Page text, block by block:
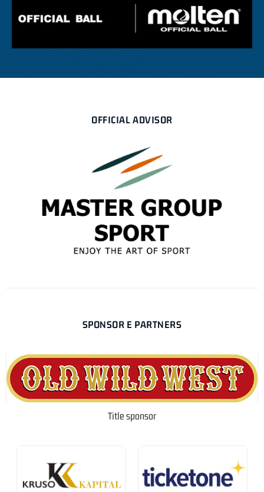
OFFICIAL ADVISOR
SPONSOR E PARTNERS
Title sponsor